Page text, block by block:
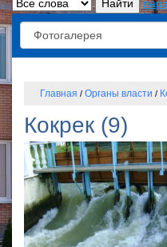
Главная / Органы власти /
Кокрек (9)